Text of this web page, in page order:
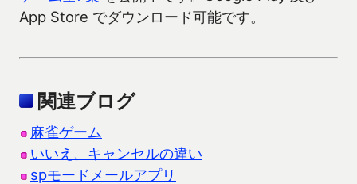
App Store でダウンロード可能です。
関連ブログ
麻雀ゲーム
いいえ、キャンセルの違い
spモードメールアプリ